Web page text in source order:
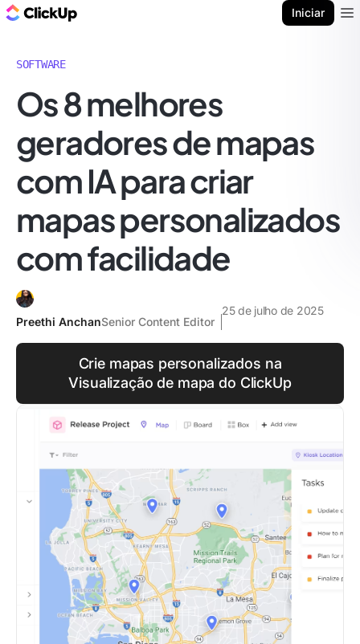
Iniciar
SOFTWARE
Os 8 melhores
geradores de mapas
com IA para criar
mapas personalizados
com facilidade
Preethi AnchanSenior Content Editor
25 de julho de 2025
Crie mapas personalizados na
Visualização de mapa do ClickUp